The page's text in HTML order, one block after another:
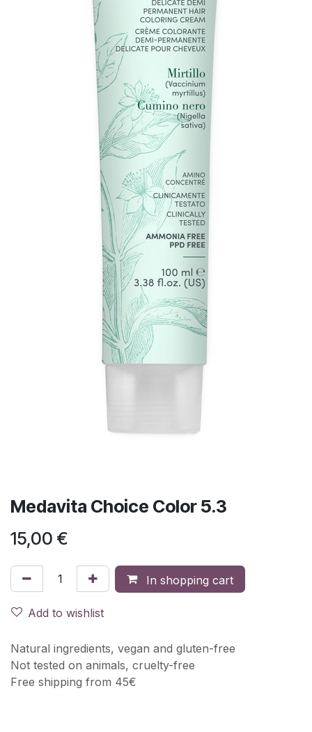
Medavita Choice Color 5.3
15,00 €
In shopping cart
Add to wishlist
Natural ingredients, vegan and gluten-free
Not tested on animals, cruelty-free
Free shipping from 45€